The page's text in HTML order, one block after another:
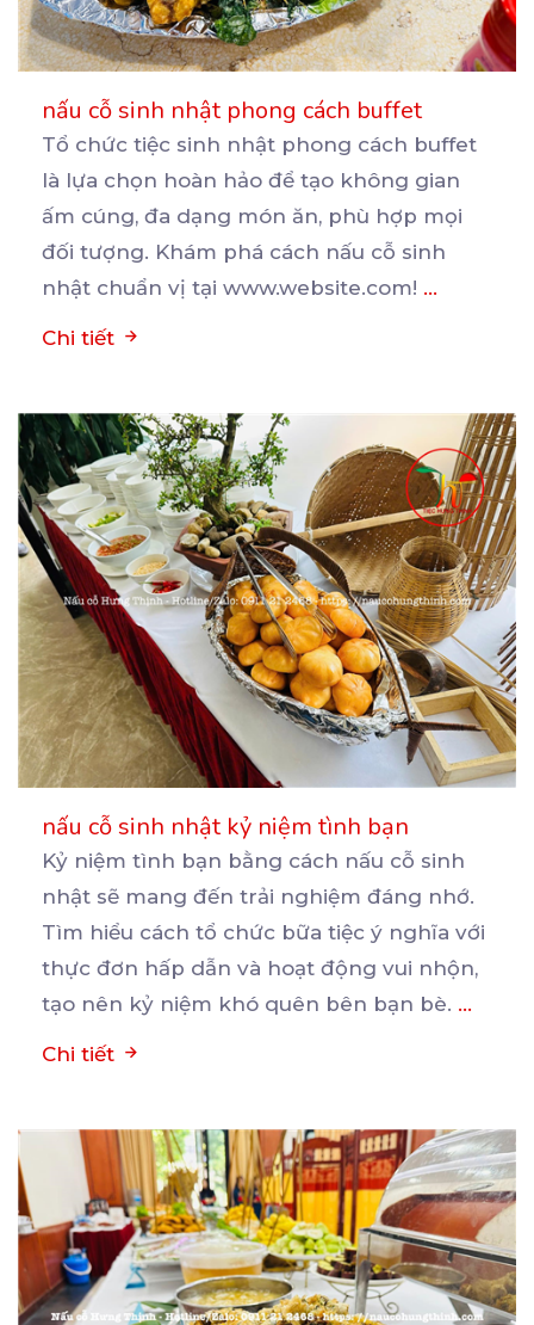
nấu cỗ sinh nhật phong cách buffet
Tổ chức tiệc sinh nhật phong cách buffet
là lựa chọn hoàn hảo để tạo không gian
ấm cúng, đa dạng món ăn, phù hợp mọi
đối tượng. Khám phá cách nấu cỗ sinh
nhật chuẩn vị tại www.website.com! ...
Chi tiết
nấu cỗ sinh nhật kỷ niệm tình bạn
Kỷ niệm tình bạn bằng cách nấu cỗ sinh
nhật sẽ mang đến trải nghiệm đáng nhớ.
Tìm hiểu cách tổ chức bữa tiệc ý nghĩa với
thực đơn hấp dẫn và hoạt động vui nhộn,
tạo nên kỷ niệm khó quên bên bạn bè. ...
Chi tiết